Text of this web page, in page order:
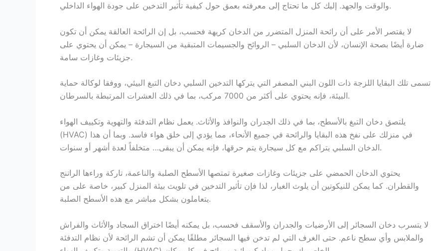
والوقت والجهد. إليك كل ما تحتاج إلى معرفته بعمق حول كيفية تأثير التدخين على جودة الهواء الداخلي.
لا يقتصر الأمر على أن رائحة المنزل المتضرر من الدخان كريهة فحسب، بل إن الرائحة العالقة يمكن أن تكون
ضارة أيضًا بصحة الإنسان، لأن الدخان السلبي – الروائح والجسيمات المتبقية من السيجارة – يمكن أن يحتوي على
جزيئات وغازات سامة.
تسمى تلك البقايا اللزجة ذات اللون البني المصفر التي يتركها التدخين السلبي دخان التبغ البيئي، ووفقا لوكالة حماية
البيئة، فإنه يحتوي على أكثر من 7000 مركب، بما في ذلك العشرات المرتبطة بالسرطان.
يلتصق دخان التبغ بالأسطح، بما في ذلك الجدران والنوافذ والأثاث. يعمل نظام التدفئة والتهوية وتكييف الهواء
(HVAC) في منزلك على نفخ هذه البقايا والرائحة في جميع الأنحاء، مما يؤدي إلى خلق هواء فاسد. وبما أن هذا
الدخان السلبي يتراكم مع كل سيجارة يتم حرقها، فإنه يمكن أن يبقى… متخلفاً لعدة أشهر أو سنوات.
يحتوي الدخان الحمضي على جزيئات وغازات صغيرة تمتصها الأسطح الصلبة والناعمة، تاركة وراءها الراتنج
والقطران. كما يمكن للنيكوتين أن يلوث الغبار، لذا فإن تأثير التدخين في تلويث بيئة المنزل كبير، خاصة على من
يتعاملون بشكل مباشر مع هذه الأسطح الصلبة.
لا يتسرب دخان السجائر إلى الأرضيات والجدران والأسقف فحسب، بل يمكنه أيضًا اختراق السجاد والأثاث والفراش
والملابس وأي سطح ناعم. حتى الغرف التي لم تدخن فيها السجائر مطلقًا يمكن أن تشم الرائحة لأن نظام التدفئة